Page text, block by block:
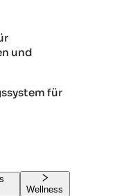
und
für
Wellness